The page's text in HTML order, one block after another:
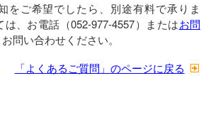
をご希望でしたら、別途有料で承りま
、お電話（052-977-4557）またはお問
問い合わせください。
「よくあるご質問」のページに戻る